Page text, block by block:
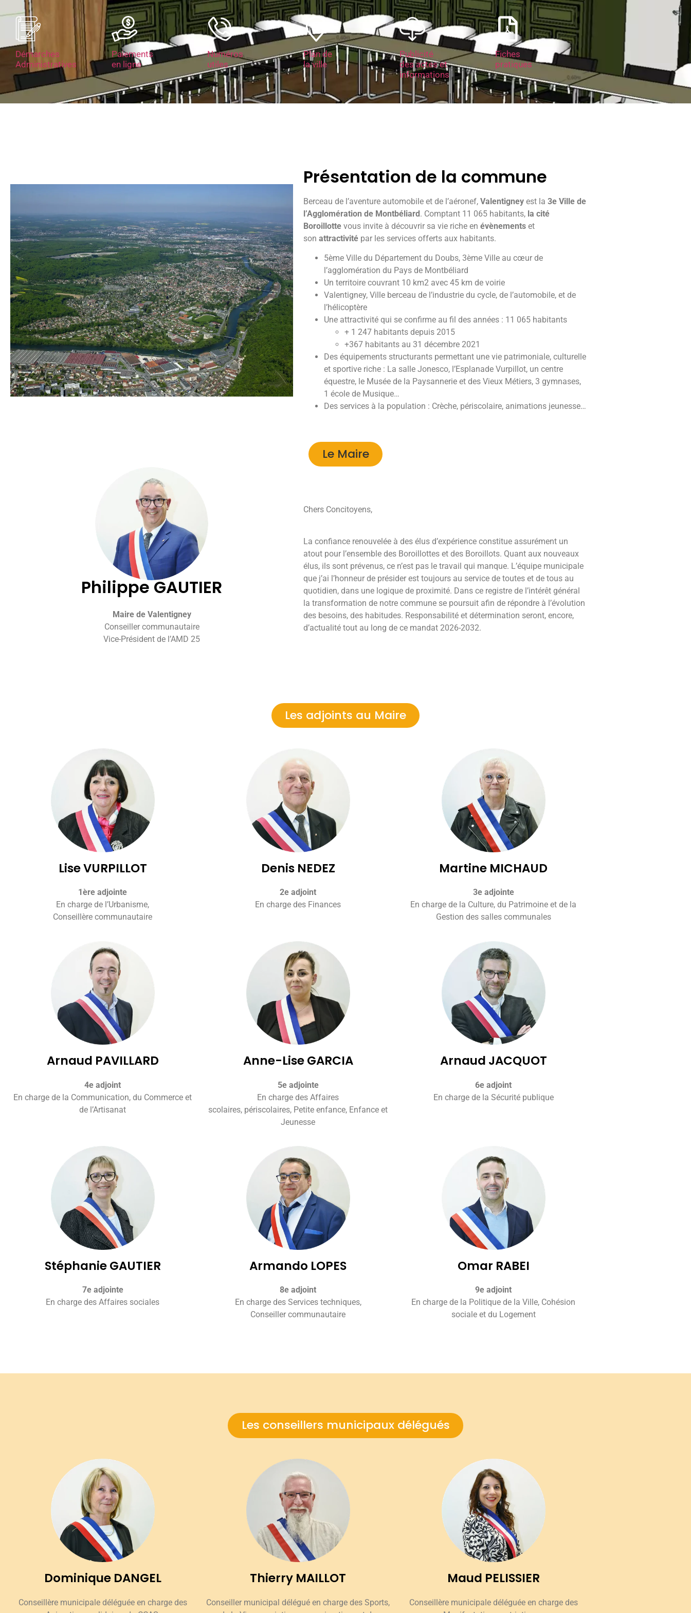
Démarches
Administratives
Paiements
en ligne
Numéros
utiles
Plan de
la ville
Publicité
des actes et
informations
Fiches
pratiques
Présentation de la commune
Berceau de l’aventure automobile et de l’aéronef, Valentigney est la 3e Ville de
l’Agglomération de Montbéliard. Comptant 11 065 habitants, la cité
Boroillotte vous invite à découvrir sa vie riche en évènements et
son attractivité par les services offerts aux habitants.
5ème Ville du Département du Doubs, 3ème Ville au cœur de
l’agglomération du Pays de Montbéliard
Un territoire couvrant 10 km2 avec 45 km de voirie
Valentigney, Ville berceau de l’industrie du cycle, de l’automobile, et de
l’hélicoptère
Une attractivité qui se confirme au fil des années : 11 065 habitants
+ 1 247 habitants depuis 2015
+367 habitants au 31 décembre 2021
Des équipements structurants permettant une vie patrimoniale, culturelle
et sportive riche : La salle Jonesco, l’Esplanade Vurpillot, un centre
équestre, le Musée de la Paysannerie et des Vieux Métiers, 3 gymnases,
1 école de Musique…
Des services à la population : Crèche, périscolaire, animations jeunesse…
Le Maire
Philippe GAUTIER
Maire de Valentigney
Conseiller communautaire
Vice-Président de l’AMD 25
Chers Concitoyens,
La confiance renouvelée à des élus d’expérience constitue assurément un
atout pour l’ensemble des Boroillottes et des Boroillots. Quant aux nouveaux
élus, ils sont prévenus, ce n’est pas le travail qui manque. L’équipe municipale
que j’ai l’honneur de présider est toujours au service de toutes et de tous au
quotidien, dans une logique de proximité. Dans ce registre de l’intérêt général
la transformation de notre commune se poursuit afin de répondre à l’évolution
des besoins, des habitudes. Responsabilité et détermination seront, encore,
d’actualité tout au long de ce mandat 2026-2032.
Les adjoints au Maire
Lise VURPILLOT
1ère adjointe
En charge de l’Urbanisme,
Conseillère communautaire
Denis NEDEZ
2e adjoint
En charge des Finances
Martine MICHAUD
3e adjointe
En charge de la Culture, du Patrimoine et de la
Gestion des salles communales
Arnaud PAVILLARD
4e adjoint
En charge de la Communication, du Commerce et
de l’Artisanat
Anne-Lise GARCIA
5e adjointe
En charge des Affaires
scolaires, périscolaires, Petite enfance, Enfance et
Jeunesse
Arnaud JACQUOT
6e adjoint
En charge de la Sécurité publique
Stéphanie GAUTIER
7e adjointe
En charge des Affaires sociales
Armando LOPES
8e adjoint
En charge des Services techniques,
Conseiller communautaire
Omar RABEI
9e adjoint
En charge de la Politique de la Ville, Cohésion
sociale et du Logement
Les conseillers municipaux délégués
Dominique DANGEL
Conseillère municipale déléguée en charge des
Thierry MAILLOT
Conseiller municipal délégué en charge des Sports,
Maud PELISSIER
Conseillère municipale déléguée en charge des